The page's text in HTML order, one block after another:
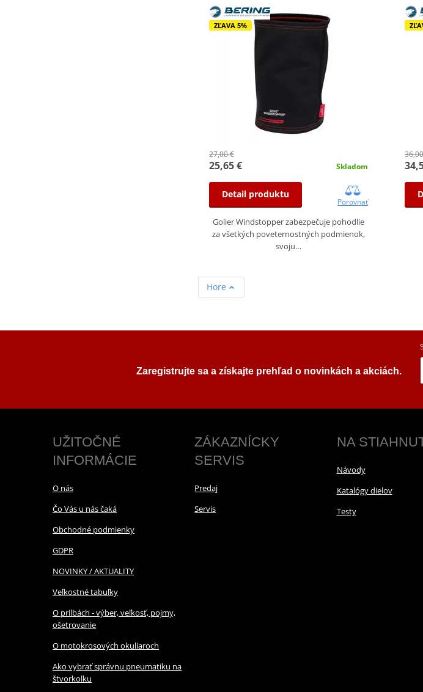
ZĽAVA 5%
27,00 €
25,65 € Skladom
Detail produktu
Porovnať
Golier Windstopper zabezpečuje pohodlie
za všetkých poveternostných podmienok,
svoju…
Hore
Zaregistrujte sa a získajte prehľad o novinkách a akciách.
UŽITOČNÉ
INFORMÁCIE
O nás
Čo Vás u nás čaká
Obchodné podmienky
GDPR
NOVINKY / AKTUALITY
Veľkostné tabuľky
O prilbách - výber, veľkosť, pojmy,
ošetrovanie
O motokrosových okuliaroch
Ako vybrať správnu pneumatiku na
štvorkolku
ZÁKAZNÍCKY
SERVIS
Predaj
Servis
NA
Návody
Katalógy dielov
Testy